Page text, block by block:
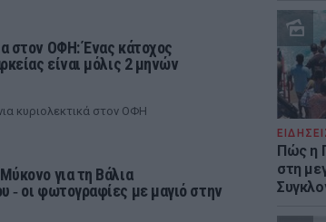
Πώς η
στη
στον ΟΦΗ: Ένας κάτοχος
είναι μόλις 2 μηνών
κυριολεκτικά στον ΟΦΗ
για τη Βάλια
‑ οι φωτογραφίες με μαγιό στην